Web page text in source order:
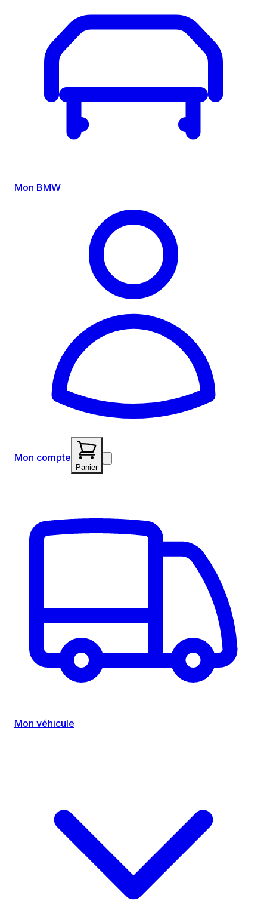
Mon BMW
Mon compte
Panier
Mon véhicule